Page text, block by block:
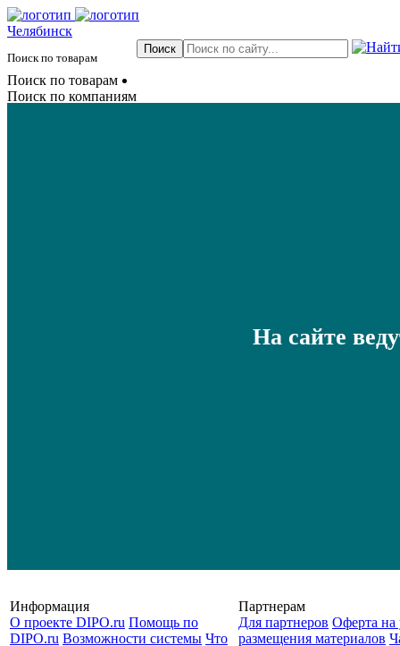
Челябинск
Поиск по товарам
Поиск по товарам
Поиск по компаниям
На сайте
Информация
О проекте DIPO.ru Помощь по
DIPO.ru Возможности системы Что
Партнерам
Для партнеров Оферта на
размещения материалов